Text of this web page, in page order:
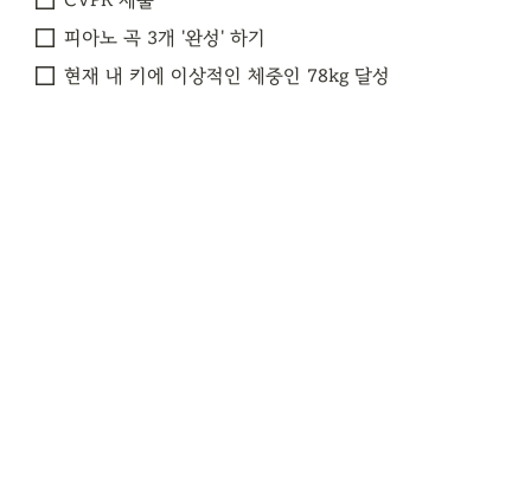
피아노 곡 3개 '완성' 하기
현재 내 키에 이상적인 체중인 78kg 달성